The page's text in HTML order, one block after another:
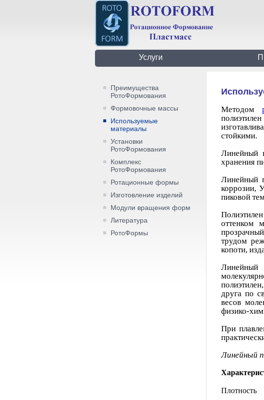
Услуги
Преимущества
РотоФормования
Формовочные массы
Используемые
материалы
Установки
РотоФормования
Комплекс
РотоФормования
Ротационные формы
Изготовление изделий
Модули вращения форм
Литература
РотоФормы
Методом
стойкими.
Линейный
хранения
Линейный
коррозии,
пиковой
оттенком
трудом
копоти,
Линейный
друга по
весов
физико-
При
Линейный
Плотность